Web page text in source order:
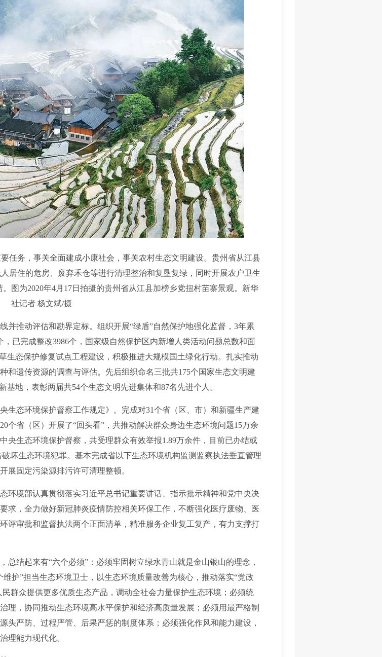
务，事关全面建成小康社会，事关农村生态文明建设。贵州省从江县
居住的危房、废弃禾仓等进行清理整治和复垦复绿，同时开展农户卫生
图为2020年4月17日拍摄的贵州省从江县加榜乡党扭村苗寨景观。新华
社记者 杨文斌/摄
并推动评估和勘界定标。组织开展“绿盾”自然保护地强化监督，3年累
已完成整改3986个，国家级自然保护区内新增人类活动问题总数和面
生态保护修复试点工程建设，积极推进大规模国土绿化行动。扎实推动
和遗传资源的调查与评估。先后组织命名三批共175个国家生态文明建
地，表彰两届共54个生态文明先进集体和87名先进个人。
生态环境保护督察工作规定》。完成对31个省（区、市）和新疆生产建
个省（区）开展了“回头看”，共推动解决群众身边生态环境问题15万余
央生态环境保护督察，共受理群众有效举报1.89万余件，目前已办结或
坏生态环境犯罪。基本完成省以下生态环境机构监测监察执法垂直管理
展固定污染源排污许可清理整顿。
境部认真贯彻落实习近平总书记重要讲话、指示批示精神和党中央决
求，全力做好新冠肺炎疫情防控相关环保工作，不断强化医疗废物、医
评审批和监督执法两个正面清单，精准服务企业复工复产，有力支撑打
结起来有“六个必须”：必须牢固树立绿水青山就是金山银山的理念，
护”担当生态环境卫士，以生态环境质量改善为核心，推动落实“党政
群众提供更多优质生态产品，调动全社会力量保护生态环境；必须统
理，协同推动生态环境高水平保护和经济高质量发展；必须用最严格制
头严防、过程严管、后果严惩的制度体系；必须强化作风和能力建设，
理能力现代化。